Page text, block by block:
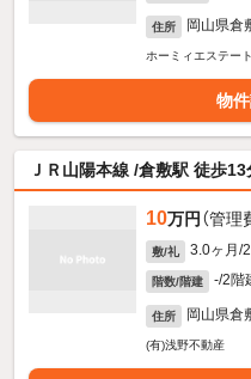
住所 岡山県倉
ホーミィエステー
物
ＪＲ山陽本線 /倉敷駅 徒歩13
10万円 （管理
敷/礼 3.0ヶ月/
階数/階建 -/2階
住所 岡山県倉
(有)浅野不動産